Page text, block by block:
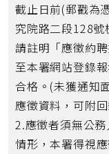
截止日前(郵戳為
究院路二段128
請註明「應徵約
至本署網站登錄
合格。(未獲通知
應徵資料，可附
2.應徵者須無公
情形，本署得視